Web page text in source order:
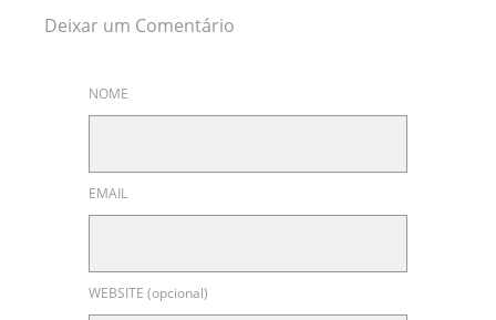
Deixar um Comentário
NOME
EMAIL
WEBSITE (opcional)